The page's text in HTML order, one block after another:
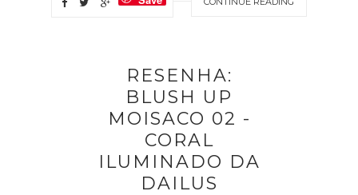
RESENHA:
BLUSH UP
MOISACO 02 -
CORAL
ILUMINADO DA
DAILUS